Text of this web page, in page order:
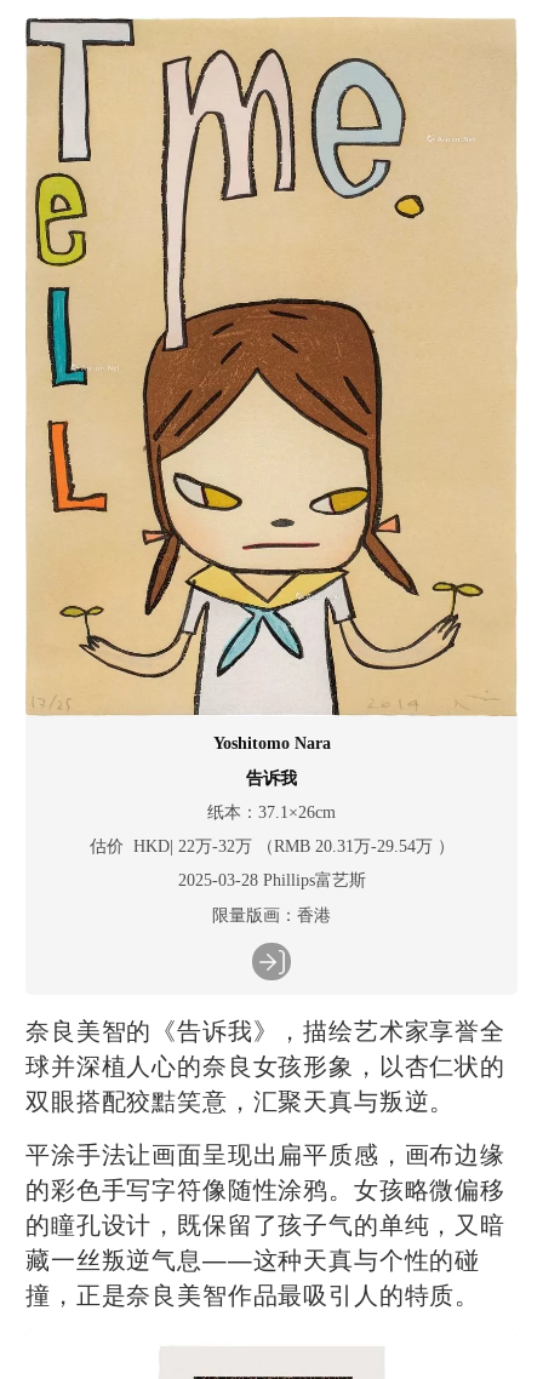
Yoshitomo Nara
告诉我
纸本：37.1×26cm
估价 HKD| 22万-32万 （RMB 20.31万-29.54万 ）
2025-03-28 Phillips富艺斯
限量版画：香港
奈良美智的《告诉我》，描绘艺术家享誉全
球并深植人心的奈良女孩形象，以杏仁状的
双眼搭配狡黠笑意，汇聚天真与叛逆。
平涂手法让画面呈现出扁平质感，画布边缘
的彩色手写字符像随性涂鸦。女孩略微偏移
的瞳孔设计，既保留了孩子气的单纯，又暗
藏一丝叛逆气息——这种天真与个性的碰
撞，正是奈良美智作品最吸引人的特质。